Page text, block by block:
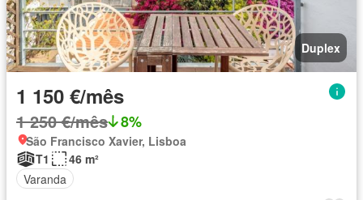
Duplex
1 150 €/mês
1 250 €/mês 8%
São Francisco Xavier, Lisboa
T1
46 m²
Varanda